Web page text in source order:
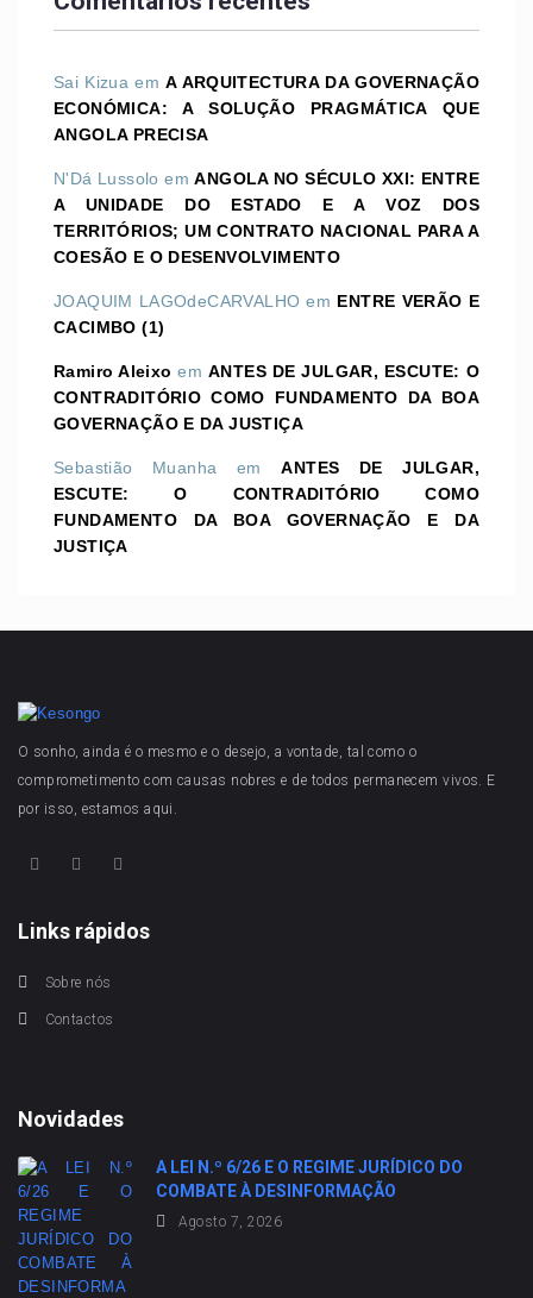
Sai Kizua emA ARQUITECTURA DA GOVERNAÇÃO
ECONÓMICA: A SOLUÇÃO PRAGMÁTICA QUE
ANGOLA PRECISA
N'Dá Lussolo emANGOLA NO SÉCULO XXI: ENTRE
A UNIDADE DO ESTADO E A VOZ DOS
TERRITÓRIOS; UM CONTRATO NACIONAL PARA A
COESÃO E O DESENVOLVIMENTO
JOAQUIM LAGOdeCARVALHO em ENTRE VERÃO E
CACIMBO (1)
Ramiro Aleixo emANTES DE JULGAR, ESCUTE: O
CONTRADITÓRIO COMO FUNDAMENTO DA BOA
GOVERNAÇÃO E DA JUSTIÇA
Sebastião Muanha emANTES DE JULGAR,
ESCUTE: O CONTRADITÓRIO COMO
FUNDAMENTO DA BOA GOVERNAÇÃO E DA
JUSTIÇA
O sonho, ainda é o mesmo e o desejo, a vontade, tal como o
comprometimento com causas nobres e de todos permanecem vivos. E
por isso, estamos aqui.
Links rápidos
Sobre nós
Contactos
Novidades
A LEI N.º 6/26 E O REGIME JURÍDICO DO
COMBATE À DESINFORMAÇÃO
Agosto 7, 2026